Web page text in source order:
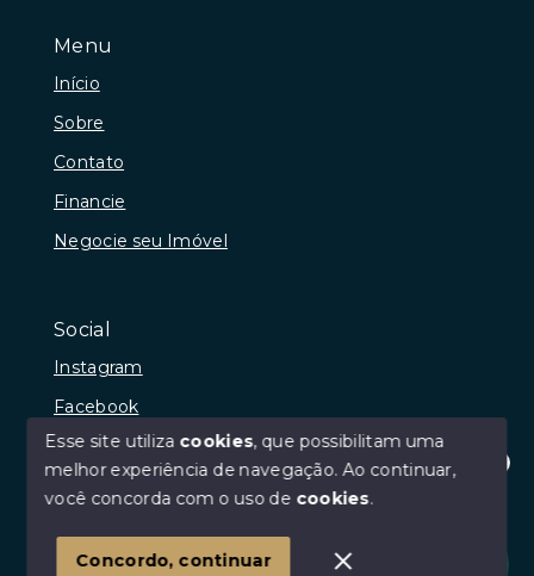
Olá! Estamos disponíveis para te ajudar.
Menu
Início
Sobre
Contato
Financie
Negocie seu Imóvel
Social
Instagram
Facebook
© Copyright 2026 - Josibel Bonifácio Araújo da Paz -
SITE PARA IMOBILIARIA
Esse site utiliza cookies, que possibilitam uma
melhor experiência de navegação.Ao continuar,
você concorda com o uso de cookies.
Concordo, continuar